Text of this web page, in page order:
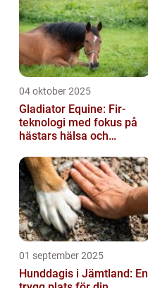
04 oktober 2025
Gladiator Equine: Fir-
teknologi med fokus på
hästars hälsa och
01 september 2025
Hunddagis i Jämtland: En